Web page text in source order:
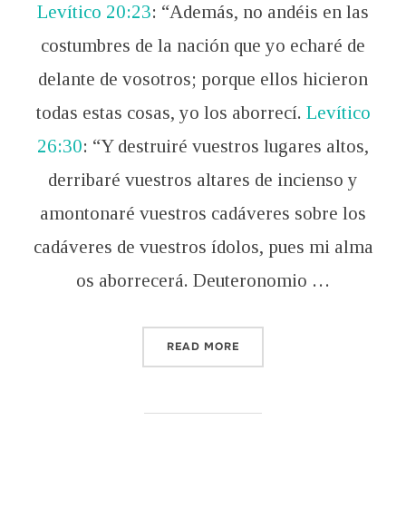
Levítico 20:23: “Además, no andéis en las
costumbres de la nación que yo echaré de
delante de vosotros; porque ellos hicieron
todas estas cosas, yo los aborrecí. Levítico
26:30: “Y destruiré vuestros lugares altos,
derribaré vuestros altares de incienso y
amontonaré vuestros cadáveres sobre los
cadáveres de vuestros ídolos, pues mi alma
os aborrecerá. Deuteronomio …
READ MORE